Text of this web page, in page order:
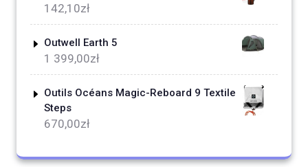
142,10zł
Outwell Earth 5
1 399,00zł
Outils Océans Magic-Reboard 9 Textile
Steps
670,00zł